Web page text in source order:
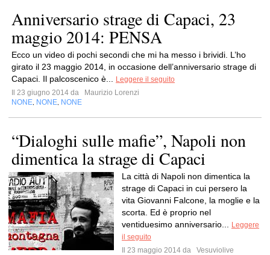
Anniversario strage di Capaci, 23
maggio 2014: PENSA
Ecco un video di pochi secondi che mi ha messo i brividi. L’ho
girato il 23 maggio 2014, in occasione dell’anniversario strage di
Capaci. Il palcoscenico è...
Leggere il seguito
Il 23 giugno 2014 da
Maurizio Lorenzi
NONE NONE NONE
“Dialoghi sulle mafie”, Napoli non
dimentica la strage di Capaci
La città di Napoli non dimentica la
strage di Capaci in cui persero la
vita Giovanni Falcone, la moglie e la
scorta. Ed è proprio nel
ventiduesimo anniversario...
Leggere
il seguito
Il 23 maggio 2014 da
Vesuviolive